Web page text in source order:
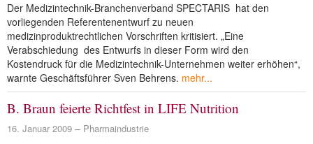
Gesundheit
Jobs & Karriere
Mitglieder-Beiträge
NEUER BEITRAG
Der Medizintechnik-Branchenverband SPECTARIS hat den
vorliegenden Referentenentwurf zu neuen
medizinproduktrechtlichen Vorschriften kritisiert. „Eine
Verabschiedung des Entwurfs in dieser Form wird den
Kostendruck für die Medizintechnik-Unternehmen weiter erhöhen“,
warnte Geschäftsführer Sven Behrens. mehr...
B. Braun feierte Richtfest in LIFE Nutrition
16. Januar 2009 Pharmaindustrie